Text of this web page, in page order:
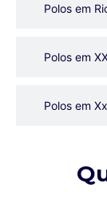
Polos em
Polos em
Polos em Xx